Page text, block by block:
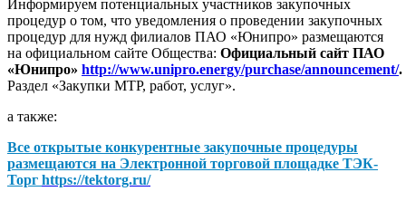
Информируем потенциальных участников закупочных
процедур о том, что уведомления о проведении закупочных
процедур для нужд филиалов ПАО «Юнипро» размещаются
на официальном сайте Общества: Официальный сайт ПАО
«Юнипро» http://www.unipro.energy/purchase/announcement/.
Раздел «Закупки МТР, работ, услуг».
а также:
Все открытые конкурентные закупочные процедуры
размещаются на Электронной торговой площадке ТЭК-
Торг https://tektorg.ru/